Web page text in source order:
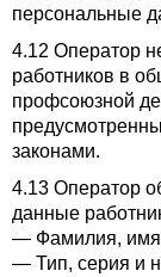
персональные
4.12 Оператор
работников в
профсоюзной
законами.
4.13 Оператор
данные
— Фамилия, имя,
— Тип, серия и